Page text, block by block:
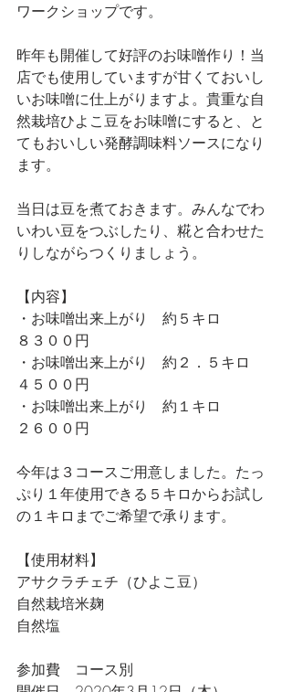
ワークショップです。
昨年も開催して好評のお味噌作り！当
店でも使用していますが甘くておいし
いお味噌に仕上がりますよ。貴重な自
然栽培ひよこ豆をお味噌にすると、と
てもおいしい発酵調味料ソースになり
ます。
当日は豆を煮ておきます。みんなでわ
いわい豆をつぶしたり、糀と合わせた
りしながらつくりましょう。
【内容】
・お味噌出来上がり　約５キロ
８３００円
・お味噌出来上がり　約２．５キロ
４５００円
・お味噌出来上がり　約１キロ
２６００円
今年は３コースご用意しました。たっ
ぷり１年使用できる５キロからお試し
の１キロまでご希望で承ります。
【使用材料】
アサクラチェチ（ひよこ豆）
自然栽培米麹
自然塩
参加費　コース別